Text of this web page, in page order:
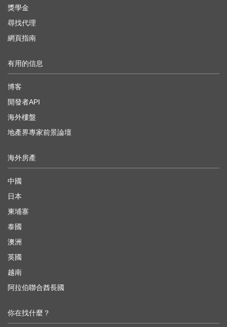
獎學金
尋找代理
網頁指南
有用的信息
博客
開發者API
海外樓盤
地產界專家前景論壇
海外房產
中國
日本
柬埔寨
泰國
澳洲
英國
越南
阿拉伯聯合酋長國
你在找什麼？